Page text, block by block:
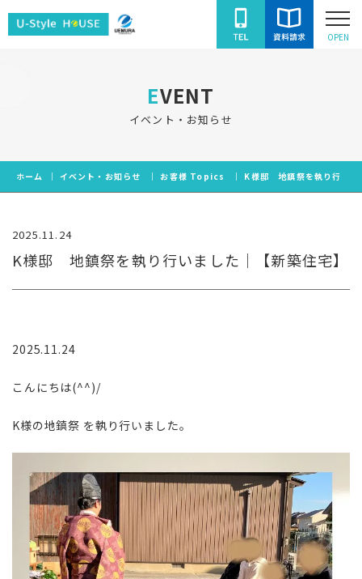
ユ
ハ
ウ
OPEN
EVENT
イベント・お知らせ
ホーム イベント・お知らせ お客様 Topics K様邸 地鎮祭を執り行いま
2025.11.24
K様邸 地鎮祭を執り行いました｜【新築住宅】
2025.11.24
こんにちは(^^)/
K様の地鎮祭 を執り行いました。